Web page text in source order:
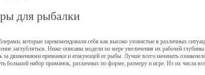
для рыбалки
которые зарекомендовали себя как высоко уловистые в различных
заглубляться. Ниже описаны модели по мере увеличения их рабочей
за движениями приманки и атакующей ее рыбы. Лучше всего начинать
большой набор приманок, различных по форме, размеру и игре. Из их числа